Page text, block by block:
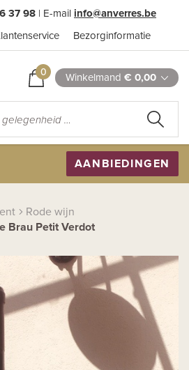
37 98 | E-mail info@anverres.be
Bezorginformatie
0 Winkelmand € 0,00
AANBIEDINGEN
Rode wijn
Brau Petit Verdot